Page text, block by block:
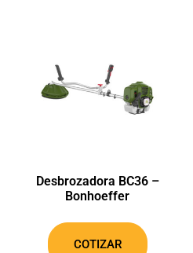
Desbrozadora BC36 –
Bonhoeffer
COTIZAR